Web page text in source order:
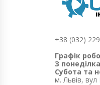
+38 (032)
Графік
З
Субота та
м. Львів,